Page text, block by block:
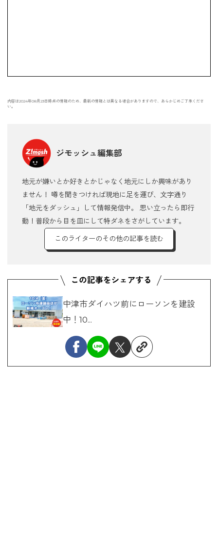
内容は2024年08月23日時点の情報のため、最新の情報とは異なる場合がありますので、あらかじめご了承くださ
い。
ジモッシュ編集部
地元が嫌いとか好きとかじゃなく地元にしか興味があり
ません！ 噂を聞きつければ現地に足を運び、文字通り
「地元をダッシュ」して情報発信中。 思い立ったら即行
動！普段から目を皿にして特ダネをさがしています。
このライターのその他の記事を読む
中津市ダイハツ前にローソンを建設
中！10...